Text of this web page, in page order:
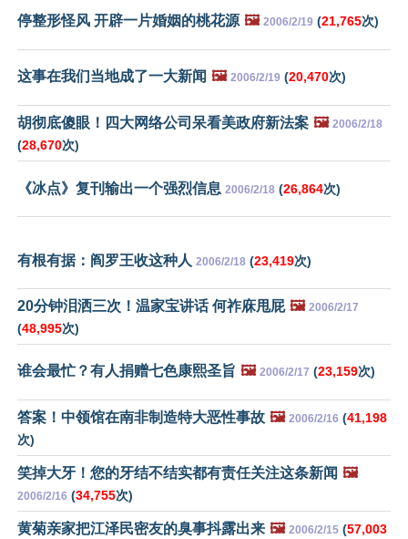
停整形怪风 开辟一片婚姻的桃花源 🖼️ 2006/2/19 (21,765次)
这事在我们当地成了一大新闻 🖼️ 2006/2/19 (20,470次)
胡彻底傻眼！四大网络公司呆看美政府新法案 🖼️ 2006/2/18
(28,670次)
《冰点》复刊输出一个强烈信息 2006/2/18 (26,864次)
有根有据：阎罗王收这种人 2006/2/18 (23,419次)
20分钟泪洒三次！温家宝讲话 何祚庥甩屁 🖼️ 2006/2/17
(48,995次)
谁会最忙？有人捐赠七色康熙圣旨 🖼️ 2006/2/17 (23,159次)
答案！中领馆在南非制造特大恶性事故 🖼️ 2006/2/16 (41,198
次)
笑掉大牙！您的牙结不结实都有责任关注这条新闻 🖼️
2006/2/16 (34,755次)
黄菊亲家把江泽民密友的臭事抖露出来 🖼️ 2006/2/15 (57,003